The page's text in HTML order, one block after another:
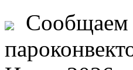
Сообщаем